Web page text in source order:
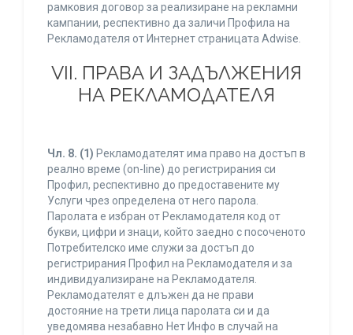
рамковия договор за реализиране на рекламни
кампании, респективно да заличи Профила на
Рекламодателя от Интернет страницата Adwise.
VII. ПРАВА И ЗАДЪЛЖЕНИЯ
НА РЕКЛАМОДАТЕЛЯ
Чл. 8. (1) Рекламодателят има право на достъп в
реално време (on-line) до регистрирания си
Профил, респективно до предоставените му
Услуги чрез определена от него парола.
Паролата е избран от Рекламодателя код от
букви, цифри и знаци, който заедно с посоченото
Потребителско име служи за достъп до
регистрирания Профил на Рекламодателя и за
индивидуализиране на Рекламодателя.
Рекламодателят е длъжен да не прави
достояние на трети лица паролата си и да
уведомява незабавно Нет Инфо в случай на